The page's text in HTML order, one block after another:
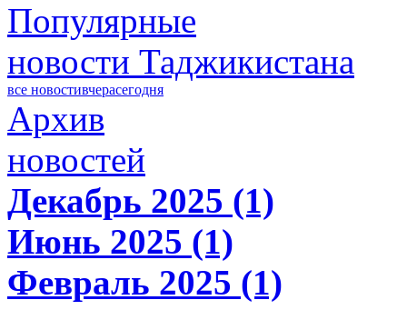
Популярные
новости Таджикистана
все новостивчерасегодня
Архив
новостей
Декабрь 2025 (1)
Июнь 2025 (1)
Февраль 2025 (1)